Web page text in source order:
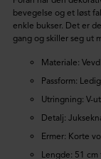
bevegelse og et løst
enkle bukser. Det er
gang og skiller seg ut
Materiale:
Passform:
Utringning: V-
Detalj:
Ermer: Korte
Lengde: 51 cm